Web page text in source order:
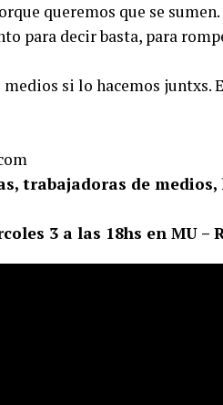
queremos que se
para decir basta, para
si lo hacemos juntxs.
trabajadoras de
3 a las 18hs en MU –